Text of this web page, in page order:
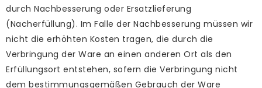
durch Nachbesserung oder Ersatzlieferung
(Nacherfüllung). Im Falle der Nachbesserung müssen wir
nicht die erhöhten Kosten tragen, die durch die
Verbringung der Ware an einen anderen Ort als den
Erfüllungsort entstehen, sofern die Verbringung nicht
dem bestimmungsgemäßen Gebrauch der Ware